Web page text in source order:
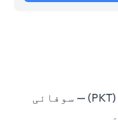
کِک آف: 3 جولائی 2026 رات 12:00 بجے (PKT) — سوفائی